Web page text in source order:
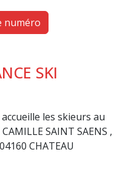
numéro
SKI
accueille les skieurs au
SAINT SAENS ,
CHATEAU